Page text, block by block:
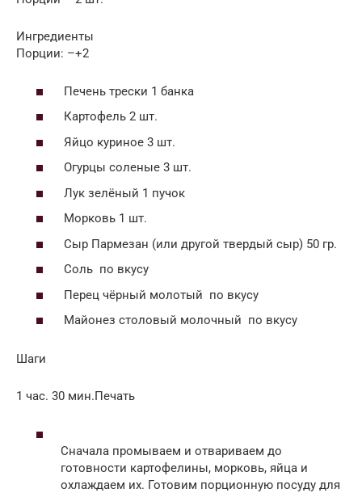
Ингредиенты
Порции: –+2
Печень трески 1 банка
Картофель 2 шт.
Яйцо куриное 3 шт.
Огурцы соленые 3 шт.
Лук зелёный 1 пучок
Морковь 1 шт.
Сыр Пармезан (или другой твердый сыр) 50 гр.
Соль по вкусу
Перец чёрный молотый по вкусу
Майонез столовый молочный по вкусу
Шаги
1 час. 30 мин.Печать
Сначала промываем и отвариваем до
готовности картофелины, морковь, яйца и
охлаждаем их. Готовим порционную посуду для